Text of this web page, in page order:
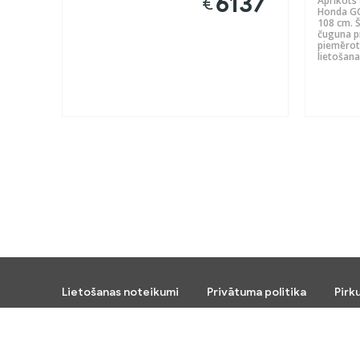
Honda
108 cm.
čuguna
Lietošanas noteikumi Privātuma politika